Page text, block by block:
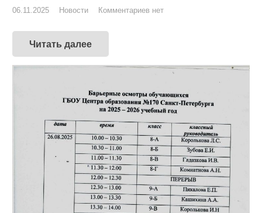
06.11.2025 Новости Комментариев нет
Читать далее